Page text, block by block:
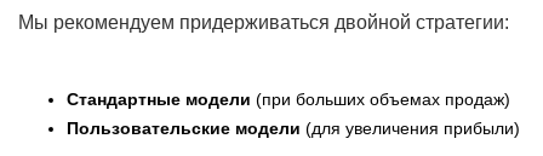
Мы рекомендуем придерживаться двойной стратегии:
Стандартные модели (при больших объемах продаж)
Пользовательские модели (для увеличения прибыли)